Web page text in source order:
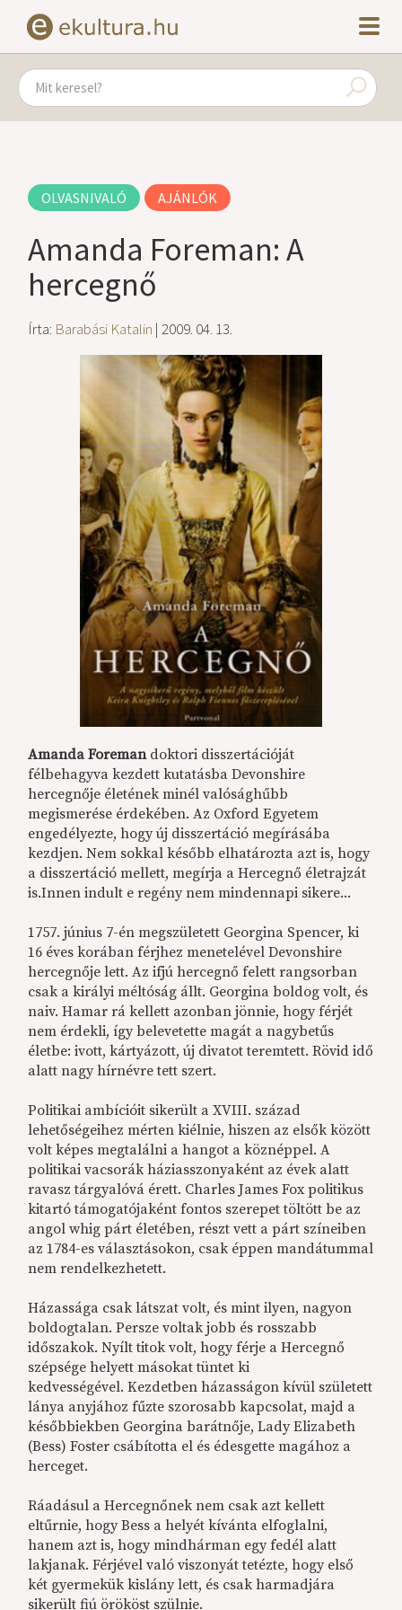
OLVASNIVALÓ AJÁNLÓK
Amanda Foreman: A
hercegnő
Írta: Barabási Katalin | 2009. 04. 13.
Amanda Foreman doktori disszertációját
félbehagyva kezdett kutatásba Devonshire
hercegnője életének minél valósághűbb
megismerése érdekében. Az Oxford Egyetem
engedélyezte, hogy új disszertáció megírásába
kezdjen. Nem sokkal később elhatározta azt is, hogy
a disszertáció mellett, megírja a Hercegnő életrajzát
is.Innen indult e regény nem mindennapi sikere...
1757. június 7-én megszületett Georgina Spencer, ki
16 éves korában férjhez menetelével Devonshire
hercegnője lett. Az ifjú hercegnő felett rangsorban
csak a királyi méltóság állt. Georgina boldog volt, és
naiv. Hamar rá kellett azonban jönnie, hogy férjét
nem érdekli, így belevetette magát a nagybetűs
életbe: ivott, kártyázott, új divatot teremtett. Rövid idő
alatt nagy hírnévre tett szert.
Politikai ambícióit sikerült a XVIII. század
lehetőségeihez mérten kiélnie, hiszen az elsők között
volt képes megtalálni a hangot a köznéppel. A
politikai vacsorák háziasszonyaként az évek alatt
ravasz tárgyalóvá érett. Charles James Fox politikus
kitartó támogatójaként fontos szerepet töltött be az
angol whig párt életében, részt vett a párt színeiben
az 1784-es választásokon, csak éppen mandátummal
nem rendelkezhetett.
Házassága csak látszat volt, és mint ilyen, nagyon
boldogtalan. Persze voltak jobb és rosszabb
időszakok. Nyílt titok volt, hogy férje a Hercegnő
szépsége helyett másokat tüntet ki
kedvességével. Kezdetben házasságon kívül született
lánya anyjához fűzte szorosabb kapcsolat, majd a
későbbiekben Georgina barátnője, Lady Elizabeth
(Bess) Foster csábította el és édesgette magához a
herceget.
Ráadásul a Hercegnőnek nem csak azt kellett
eltűrnie, hogy Bess a helyét kívánta elfoglalni,
hanem azt is, hogy mindhárman egy fedél alatt
lakjanak. Férjével való viszonyát tetézte, hogy első
két gyermekük kislány lett, és csak harmadjára
sikerült fiú örököst szülnie.